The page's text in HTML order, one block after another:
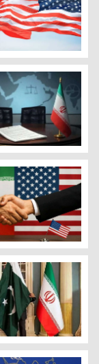
مسؤول أميركي
خارطة طريق
"تفاهم إسلام
طهران تنفي